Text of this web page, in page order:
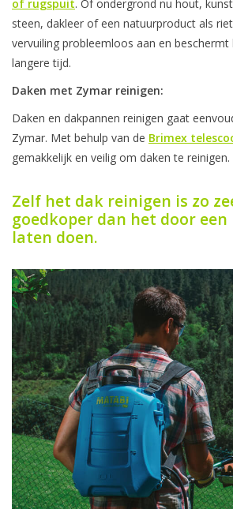
Nieuws
Treeportleden:
Blog
Merken
of rugspuit. Of ondergrond nu hout,
steen, dakleer of een natuurproduct als
vervuiling probleemloos aan en
langere tijd.
Daken met Zymar reinigen:
Daken en dakpannen reinigen gaat
Zymar. Met behulp van de Brimex
gemakkelijk en veilig om daken te reinigen.
Zelf het dak reinigen is zo
goedkoper dan het door
laten doen.